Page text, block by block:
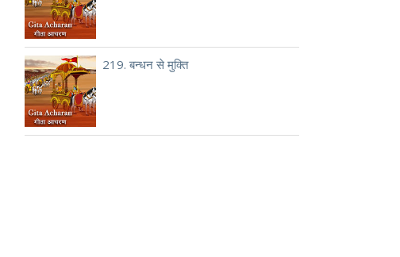
219. बन्धन से मुक्ति